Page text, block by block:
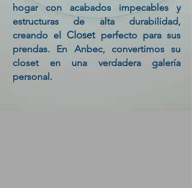
hogar con acabados impecables y
estructuras de alta durabilidad,
creando el Closet perfecto para sus
prendas. En Anbec, convertimos su
closet en una verdadera galería
personal.